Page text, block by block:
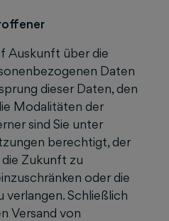
Auskunft über die
Daten
dieser Daten, den
Modalitäten der
sind Sie unter
berechtigt, der
Zukunft zu
oder die
verlangen. Schließlich
Versand von